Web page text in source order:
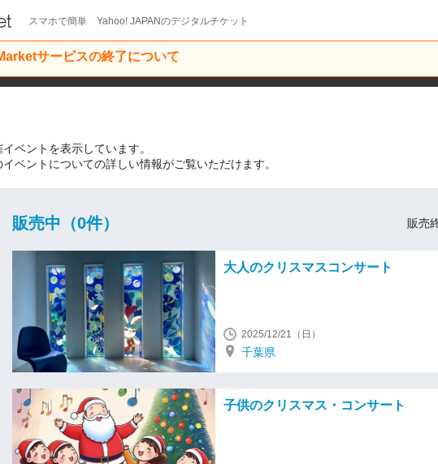
スマホで簡単 Yahoo! JAPANのデジタルチケット
サービスの終了について
ベントを表示しています。
イベントについての詳しい情報がご覧いただけます。
販売中（0件） 販売
大人のクリスマスコンサート
2025/12/21（日）
千葉県
子供のクリスマス・コンサート